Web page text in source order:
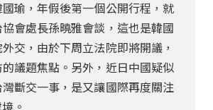
國瑜，年假後第一個公開行程，就
會處長孫曉雅會談，這也是韓國
交，由於下周立法院即將開議，
議題焦點。另外，近日中國疑似
斷交一事，是又讓國際再度關注